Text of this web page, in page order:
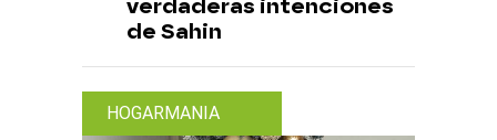
verdaderas intenciones
de Sahin
HOGARMANIA